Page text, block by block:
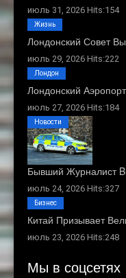
июль 31, 2026 Hits:154
Лондонский Совет
июль 29, 2026 Hits:222
Жизнь
Лондонский
июль 27, 2026 Hits:184
Лондон
Бывший Журналист
июль 24, 2026 Hits:327
Новости
Китай Призывает
июль 23, 2026 Hits:248
Бизнес
Мы в соцсетях